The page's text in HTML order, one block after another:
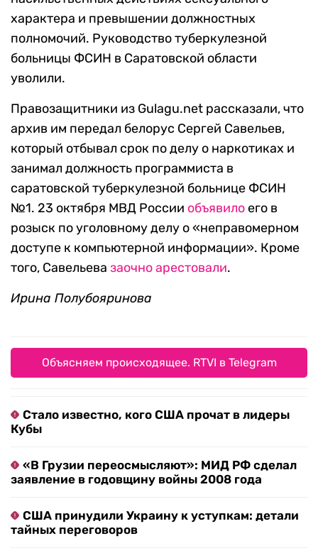
характера и превышении должностных
полномочий. Руководство туберкулезной
больницы ФСИН в Саратовской области
уволили.
Правозащитники из Gulagu.net рассказали, что
архив им передал белорус Сергей Савельев,
который отбывал срок по делу о наркотиках и
занимал должность программиста в
саратовской туберкулезной больнице ФСИН
№1. 23 октября МВД России объявилоего в
розыск по уголовному делу о «неправомерном
доступе к компьютерной информации». Кроме
того, Савельева заочно арестовали.
Ирина Полубояринова
Объясняем происходящее. RTVI в Telegram
Стало известно, кого США прочат в лидеры
Кубы
«В Грузии переосмысляют»: МИД РФ сделал
заявление в годовщину войны 2008 года
США принудили Украину к уступкам: детали
тайных переговоров